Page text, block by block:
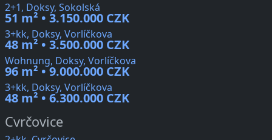
2+1, Doksy, Sokolská
51 m² • 3.150.000 CZK
3+kk, Doksy, Vorlíčkova
48 m² • 3.500.000 CZK
Wohnung, Doksy, Vorlíčkova
96 m² • 9.000.000 CZK
3+kk, Doksy, Vorlíčkova
48 m² • 6.300.000 CZK
Cvrčovice